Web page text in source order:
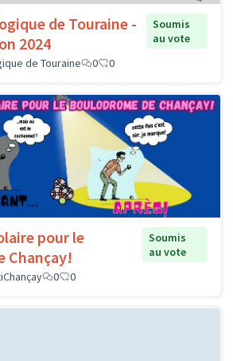
de Touraine -
2024
Soumis
au vote
de Touraine
0 0
pour le
Chançay!
Soumis
au vote
0 0